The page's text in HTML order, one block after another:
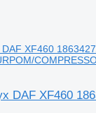
DAF XF460